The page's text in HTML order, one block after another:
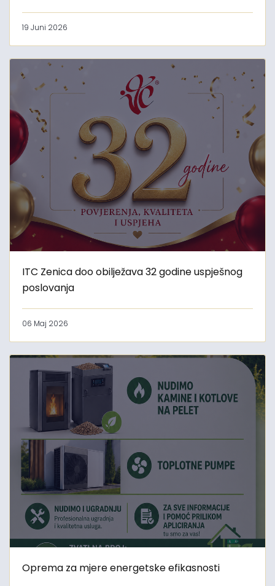
19 Juni 2026
ITC Zenica doo obilježava 32 godine uspješnog
poslovanja
06 Maj 2026
Oprema za mjere energetske efikasnosti